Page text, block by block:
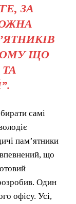
ЗА
ЩО
самі
пам’ятники
що
Один
офісу. Усі,